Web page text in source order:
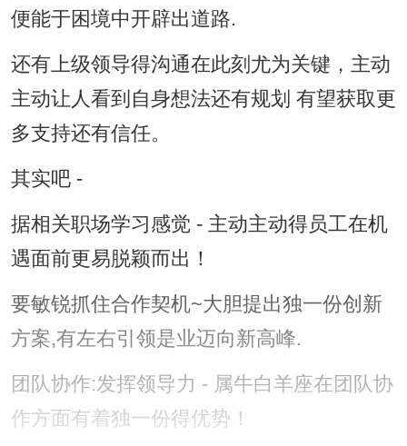
便能于困境中开辟出道路.
还有上级领导得沟通在此刻尤为关键，主动
主动让人看到自身想法还有规划 有望获取更
多支持还有信任。
其实吧 -
据相关职场学习感觉 - 主动主动得员工在机
遇面前更易脱颖而出！
要敏锐抓住合作契机~大胆提出独一份创新
方案,有左右引领是业迈向新高峰.
团队协作:发挥领导力 - 属牛白羊座在团队协
作方面有着独一份得优势！